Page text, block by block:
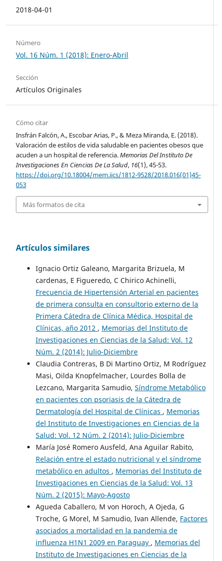
2018-04-01
Número
Vol. 16 Núm. 1 (2018): Enero-Abril
Sección
Artículos Originales
Cómo citar
Insfrán Falcón, A., Escobar Arias, P., & Meza Miranda, E. (2018).
Valoración de estilos de vida saludable en pacientes obesos que
acuden a un hospital de referencia.Memorias Del Instituto De
Investigaciones En Ciencias De La Salud, 16(1), 45-53.
https://doi.org/10.18004/mem.iics/1812-9528/2018.016(01)45-
053
Más formatos de cita
Artículos similares
Ignacio Ortiz Galeano, Margarita Brizuela, M
cardenas, E Figueredo, C Chirico Achinelli,
Frecuencia de Hipertensión Arterial en pacientes
de primera consulta en consultorio externo de la
Primera Cátedra de Clínica Médica, Hospital de
Clínicas, año 2012 , Memorias del Instituto de
Investigaciones en Ciencias de la Salud: Vol. 12
Núm. 2 (2014): Julio-Diciembre
Claudia Contreras, B Di Martino Ortiz, M Rodríguez
Masi, Oilda Knopfelmacher, Lourdes Bolla de
Lezcano, Margarita Samudio, Síndrome Metabólico
en pacientes con psoriasis de la Cátedra de
Dermatología del Hospital de Clínicas , Memorias
del Instituto de Investigaciones en Ciencias de la
Salud: Vol. 12 Núm. 2 (2014): Julio-Diciembre
María José Romero Ausfeld, Ana Aguilar Rabito,
Relación entre el estado nutricional y el síndrome
metabólico en adultos , Memorias del Instituto de
Investigaciones en Ciencias de la Salud: Vol. 13
Núm. 2 (2015): Mayo-Agosto
Agueda Caballero, M von Horoch, A Ojeda, G
Troche, G Morel, M Samudio, Ivan Allende, Factores
asociados a mortalidad en la pandemia de
influenza H1N1 2009 en Paraguay , Memorias del
Instituto de Investigaciones en Ciencias de la